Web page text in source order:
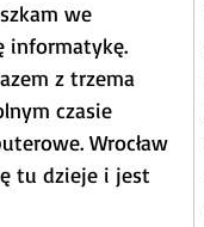
we
informatykę.
z trzema
czasie
Wrocław
tu dzieje i jest